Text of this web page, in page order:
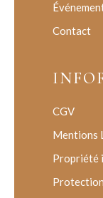
Contact
CGV
Mentions
Propriété